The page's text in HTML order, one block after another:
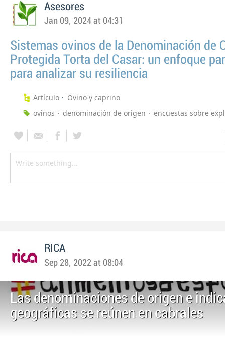
Asesores
Jan 09, 2024 at 04:31
Sistemas ovinos de la Denominación de
Protegida Torta del Casar: un enfoque
para analizar su resiliencia
Artículo
Ovino y caprino
ovinos
denominación de origen encuestas sobre
RICA
Sep 28, 2022 at 08:04
Las denominaciones de origen e
geográficas se reúnen en cabrales